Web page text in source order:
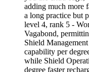
adding much more
a long practice but
level 4, rank 5 -
Vagabond,
Shield
capability per
while Shield
degree faster